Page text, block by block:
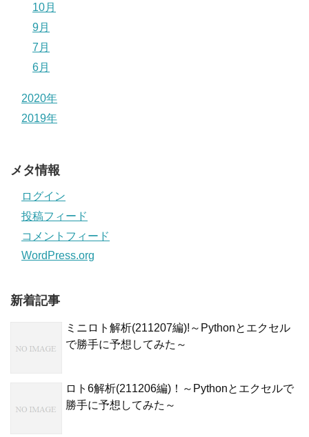
10月
9月
7月
6月
2020年
2019年
メタ情報
ログイン
投稿フィード
コメントフィード
WordPress.org
新着記事
ミニロト解析(211207編)!～Pythonとエクセル
で勝手に予想してみた～
ロト6解析(211206編)！～Pythonとエクセルで
勝手に予想してみた～